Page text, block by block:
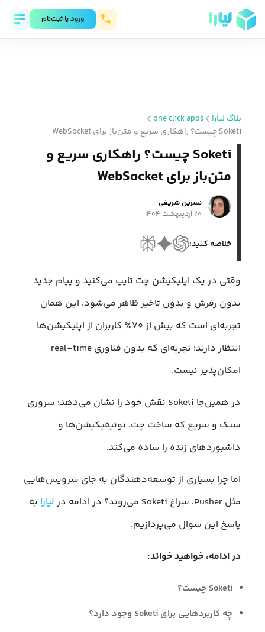
ورود يا ثبت‌نام
بلاگ لیارا
one click apps
Soketi چیست؟ راهکاری سریع و متن‌باز برای WebSocket
Soketi چیست؟ راهکاری سریع و
متن‌باز برای WebSocket
نسرین شریفی
۲۰ اردیبهشت ۱۴۰۴
خلاصه کنید:
وقتی در یک اپلیکیشن چت تایپ می‌کنید و پیام جدید
بدون رفرش و بدون تاخیر ظاهر می‌شود، این همان
تجربه‌ای است که بیش از ۷۰٪ کاربران از اپلیکیشن‌ها
انتظار دارند؛ تجربه‌ای که بدون فناوری real-time
امکان‌پذیر نیست.
در همین‌جا Soketi نقش خود را نشان می‌دهد؛ سروری
سبک و سریع که ساخت چت، نوتیفیکیشن‌ها و
داشبوردهای زنده را ساده می‌کند.
اما چرا بسیاری از توسعه‌دهندگان به جای سرویس‌هایی
مثل Pusher، سراغ Soketi می‌روند؟ در ادامه در
لیارا به
پاسخ این سوال می‌پردازیم.
در ادامه، خواهید خواند:
Soketi چیست؟
چه کاربردهایی برای Soketi وجود دارد؟